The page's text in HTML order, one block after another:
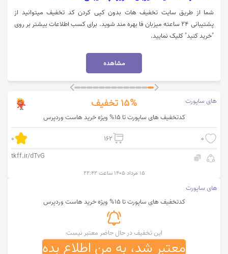
شما از طریق سایت تخفیف هات بدون کپی کردن کد تخفیف میتوانید از
پشتیبانی 24 ساعته میزبان فا بهره مند شوید. برای کسب اطلاعات بیشتر بر روی
"خرید کنید" کلیک نمایید.
مشاهده
های ساپورت 15% تخفیف
کدتخفیف های ساپورت تا 15% ویژه خرید هاست وردپرس
0
162
0
tkff.ir/dTvG
۱۵ مرداد ۱۴۰۵ ساعت ۲۲:۴۲
های ساپورت
کدتخفیف های ساپورت تا 15% ویژه خرید هاست وردپرس
این تخفیف در حال حاضر معتبر نیست
معتبر شد، به من اطلاع بده